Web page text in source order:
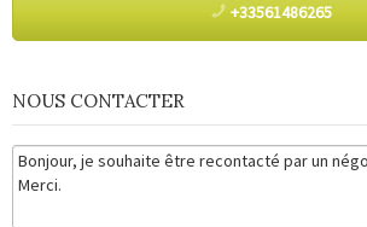
+33561486265
NOUS CONTACTER